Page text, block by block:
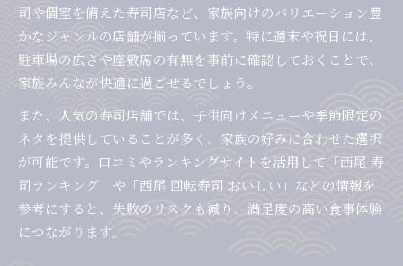
司や個室を備えた寿司店など、家族向けのバリエーション豊
かなジャンルの店舗が揃っています。特に週末や祝日には、
駐車場の広さや座敷席の有無を事前に確認しておくことで、
家族みんなが快適に過ごせるでしょう。
また、人気の寿司店舗では、子供向けメニューや季節限定の
ネタを提供していることが多く、家族の好みに合わせた選択
が可能です。口コミやランキングサイトを活用して「西尾 寿
司ランキング」や「西尾 回転寿司 おいしい」などの情報を
参考にすると、失敗のリスクも減り、満足度の高い食事体験
につながります。